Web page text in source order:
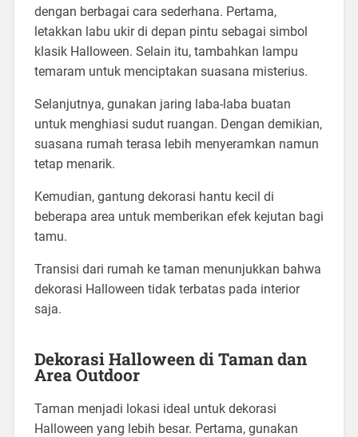
dengan berbagai cara sederhana. Pertama,
letakkan labu ukir di depan pintu sebagai simbol
klasik Halloween. Selain itu, tambahkan lampu
temaram untuk menciptakan suasana misterius.
Selanjutnya, gunakan jaring laba-laba buatan
untuk menghiasi sudut ruangan. Dengan demikian,
suasana rumah terasa lebih menyeramkan namun
tetap menarik.
Kemudian, gantung dekorasi hantu kecil di
beberapa area untuk memberikan efek kejutan bagi
tamu.
Transisi dari rumah ke taman menunjukkan bahwa
dekorasi Halloween tidak terbatas pada interior
saja.
Dekorasi Halloween di Taman dan
Area Outdoor
Taman menjadi lokasi ideal untuk dekorasi
Halloween yang lebih besar. Pertama, gunakan